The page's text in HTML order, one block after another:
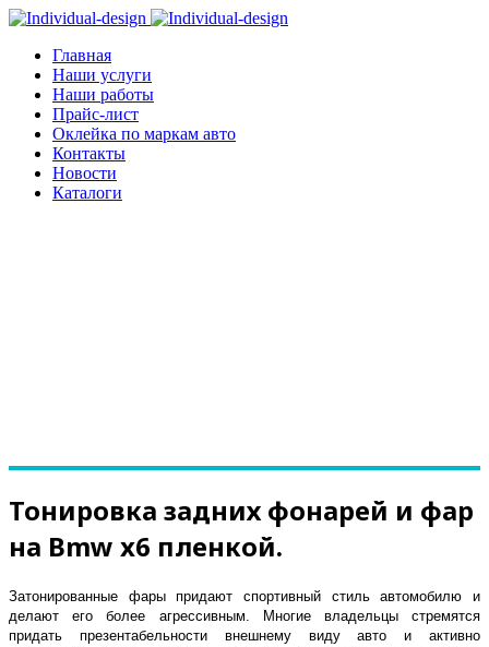
Главная
Наши услуги
Наши работы
Прайс-лист
Оклейка по маркам авто
Контакты
Новости
Каталоги
Тонировка задних фонарей и фар
на Bmw x6 пленкой.
Затонированные фары придают спортивный стиль автомобилю и
делают его более агрессивным. Многие владельцы стремятся
придать презентабельности внешнему виду авто и активно